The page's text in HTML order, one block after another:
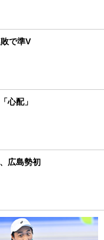
で準V
心配」
広島勢初